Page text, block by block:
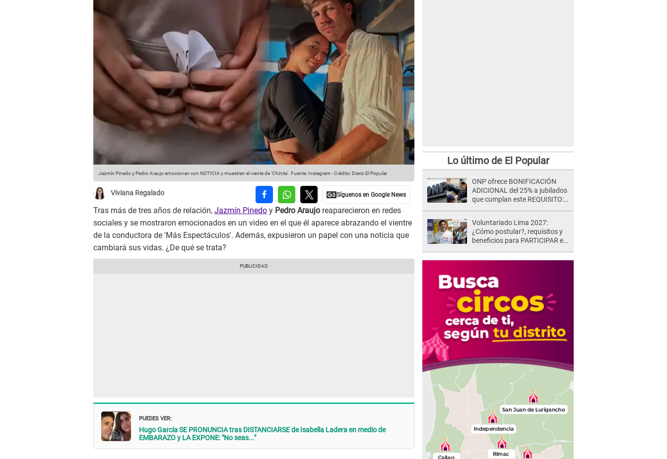
Jazmín Pinedo y Pedro Araujo emocionan con NOTICIA y muestran el viente de 'Chinita'. Fuente: Instagram -Crédito: Diario El Popular
Viviana Regalado
Tras más de tres años de relación, Jazmín Pinedo y Pedro Araujo reaparecieron en redes
sociales y se mostraron emocionados en un video en el que él aparece abrazando el vientre
de la conductora de 'Más Espectáculos'. Además, expusieron un papel con una noticia que
cambiará sus vidas. ¿De qué se trata?
PUEDES VER:
Hugo García SE PRONUNCIA tras DISTANCIARSE de Isabella Ladera en medio de
EMBARAZO y LA EXPONE: "No seas..."
Lo último de El Popular
ONP ofrece BONIFICACIÓN
ADICIONAL del 25% a jubilados
que cumplan este REQUISITO:
Voluntariado Lima 2027:
¿Cómo postular?, requisitos y
beneficios para PARTICIPAR en